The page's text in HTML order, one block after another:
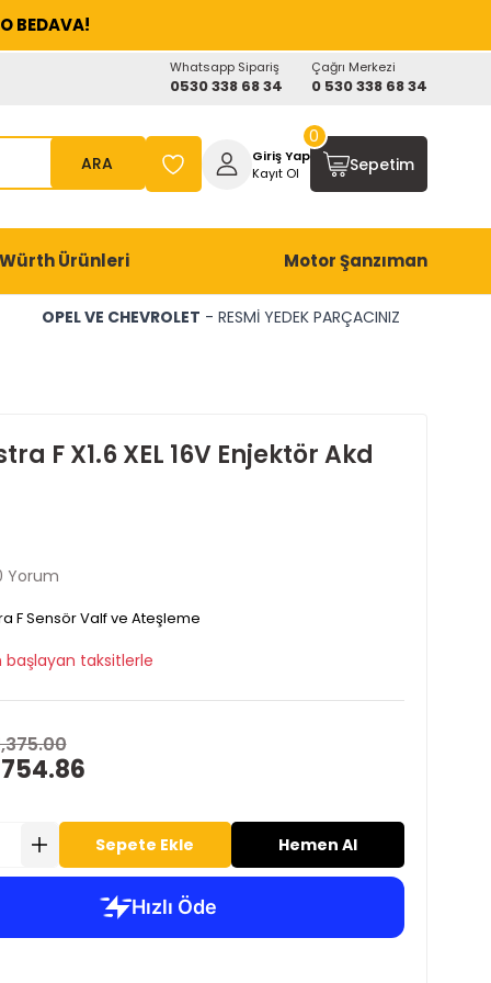
BEDAVA!
Whatsapp Sipariş
0530 338 68 34
Çağrı Merkezi
0 530 338 68 34
ARA
Giriş Yap
Kayıt Ol
Sepetim
0
Würth Ürünleri Motor Şanzıman
OPEL VE CHEVROLET - RESMİ YEDEK PARÇACINIZ
F X1.6 XEL 16V Enjektör Akd
Yorum
F Sensör Valf ve Ateşleme
başlayan taksitlerle
Sepete Ekle Hemen Al